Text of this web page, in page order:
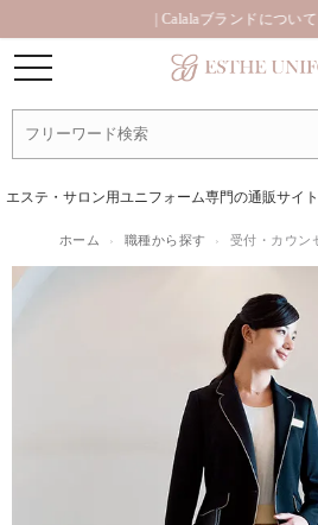
| Calalaブランドについて
エステ・サロン用ユニフォーム専門の通販サイ
ホーム › 職種から探す › 受付・カウン